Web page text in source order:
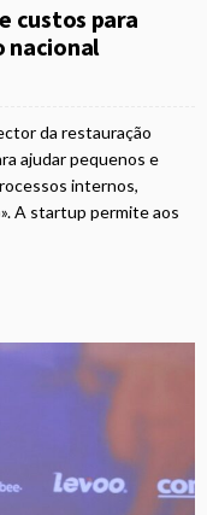
custos para
nacional
da restauração
ajudar pequenos e
internos,
A startup permite aos